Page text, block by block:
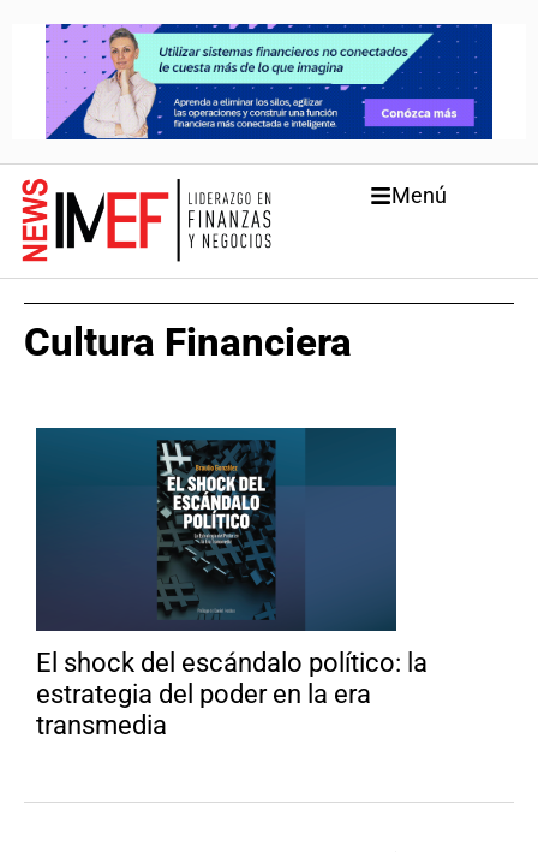
Menú
Cultura Financiera
El shock del escándalo político: la
estrategia del poder en la era
transmedia